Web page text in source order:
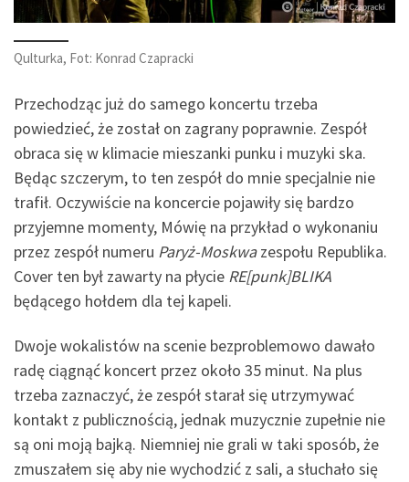
Qulturka, Fot: Konrad Czapracki
Przechodząc już do samego koncertu trzeba
powiedzieć, że został on zagrany poprawnie. Zespół
obraca się w klimacie mieszanki punku i muzyki ska.
Będąc szczerym, to ten zespół do mnie specjalnie nie
trafił. Oczywiście na koncercie pojawiły się bardzo
przyjemne momenty, Mówię na przykład o wykonaniu
przez zespół numeru Paryż-Moskwazespołu Republika.
Cover ten był zawarty na płycie RE[punk]BLIKA
będącego hołdem dla tej kapeli.
Dwoje wokalistów na scenie bezproblemowo dawało
radę ciągnąć koncert przez około 35 minut. Na plus
trzeba zaznaczyć, że zespół starał się utrzymywać
kontakt z publicznością, jednak muzycznie zupełnie nie
są oni moją bajką. Niemniej nie grali w taki sposób, że
zmuszałem się aby nie wychodzić z sali, a słuchało się